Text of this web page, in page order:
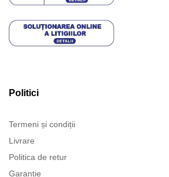
Politici
Termeni și condiții
Livrare
Politica de retur
Garanție